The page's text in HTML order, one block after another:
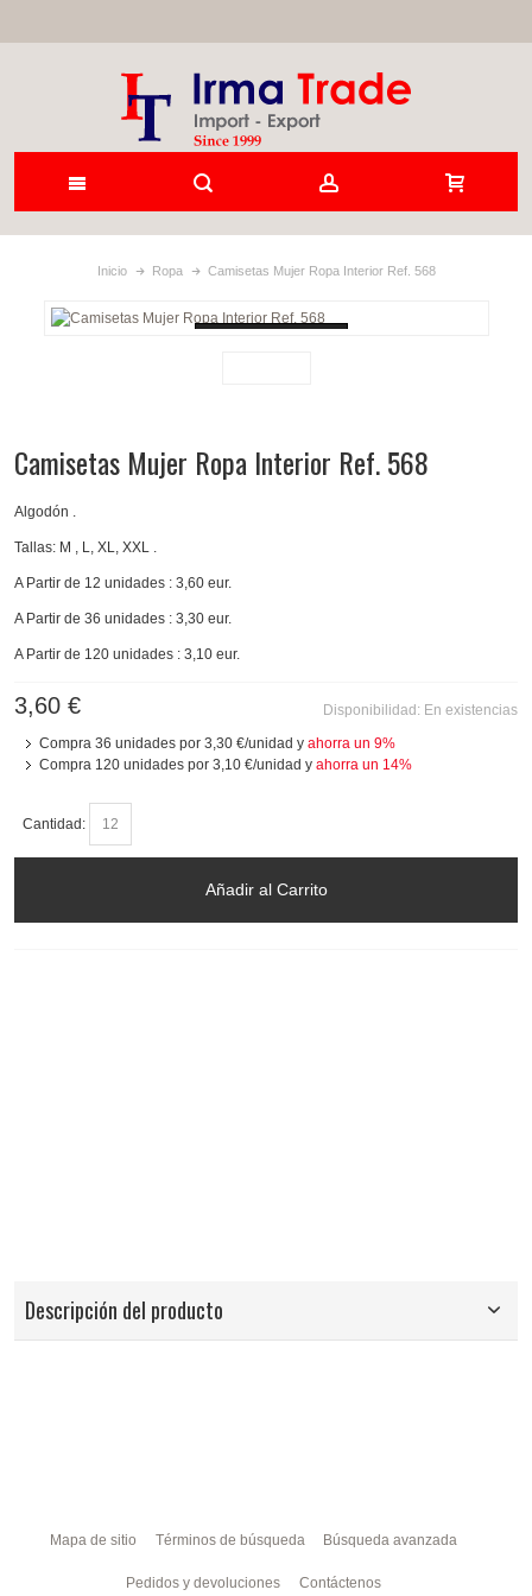
Inicio Ropa Camisetas Mujer Ropa Interior Ref. 568
Camisetas Mujer Ropa Interior Ref. 568
Algodón .
Tallas: M , L, XL, XXL .
A Partir de 12 unidades : 3,60 eur.
A Partir de 36 unidades : 3,30 eur.
A Partir de 120 unidades : 3,10 eur.
Disponibilidad: En existencias
3,60 €
Compra 36 unidades por 3,30 €/unidad y ahorra un 9%
Compra 120 unidades por 3,10 €/unidad y ahorra un 14%
Cantidad:
Añadir al Carrito
Descripción del producto
Mapa de sitio Términos de búsqueda Búsqueda avanzada
Pedidos y devoluciones Contáctenos